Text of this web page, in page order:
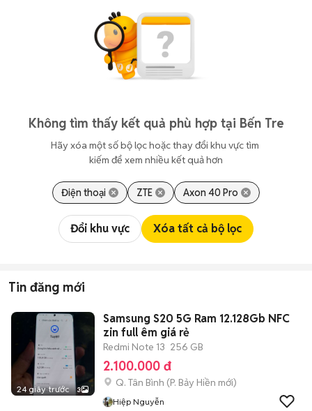
Không tìm thấy kết quả phù hợp tại Bến Tre
Hãy xóa một số bộ lọc hoặc thay đổi khu vực tìm
kiếm để xem nhiều kết quả hơn
Điện thoại ZTE Axon 40 Pro
Đổi khu vực Xóa tất cả bộ lọc
Tin đăng mới
24 giây trước 3
Samsung S20 5G Ram 12.128Gb NFC
zin full êm giá rẻ
Redmi Note 13 256 GB
2.100.000 đ
Q. Tân Bình (P. Bảy Hiền mới)
Hiệp Nguyễn